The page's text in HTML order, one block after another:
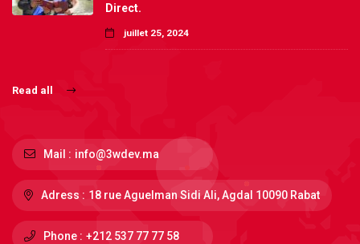
Direct.
juillet 25, 2024
Read all
Mail : info@3wdev.ma
Adress : 18 rue Aguelman Sidi Ali, Agdal 10090 Rabat
Phone : +212 537 77 77 58